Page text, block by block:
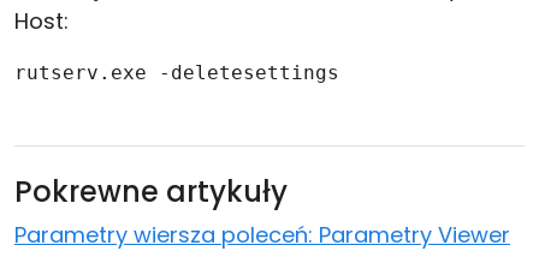
Host:
rutserv.exe -deletesettings
Pokrewne artykuły
Parametry wiersza poleceń: Parametry Viewer